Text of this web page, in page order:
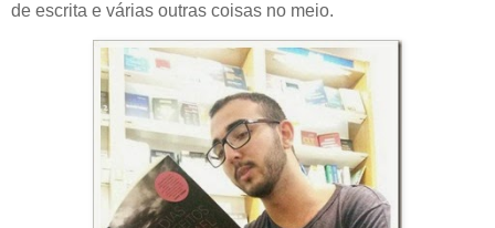
de escrita e várias outras coisas no meio.